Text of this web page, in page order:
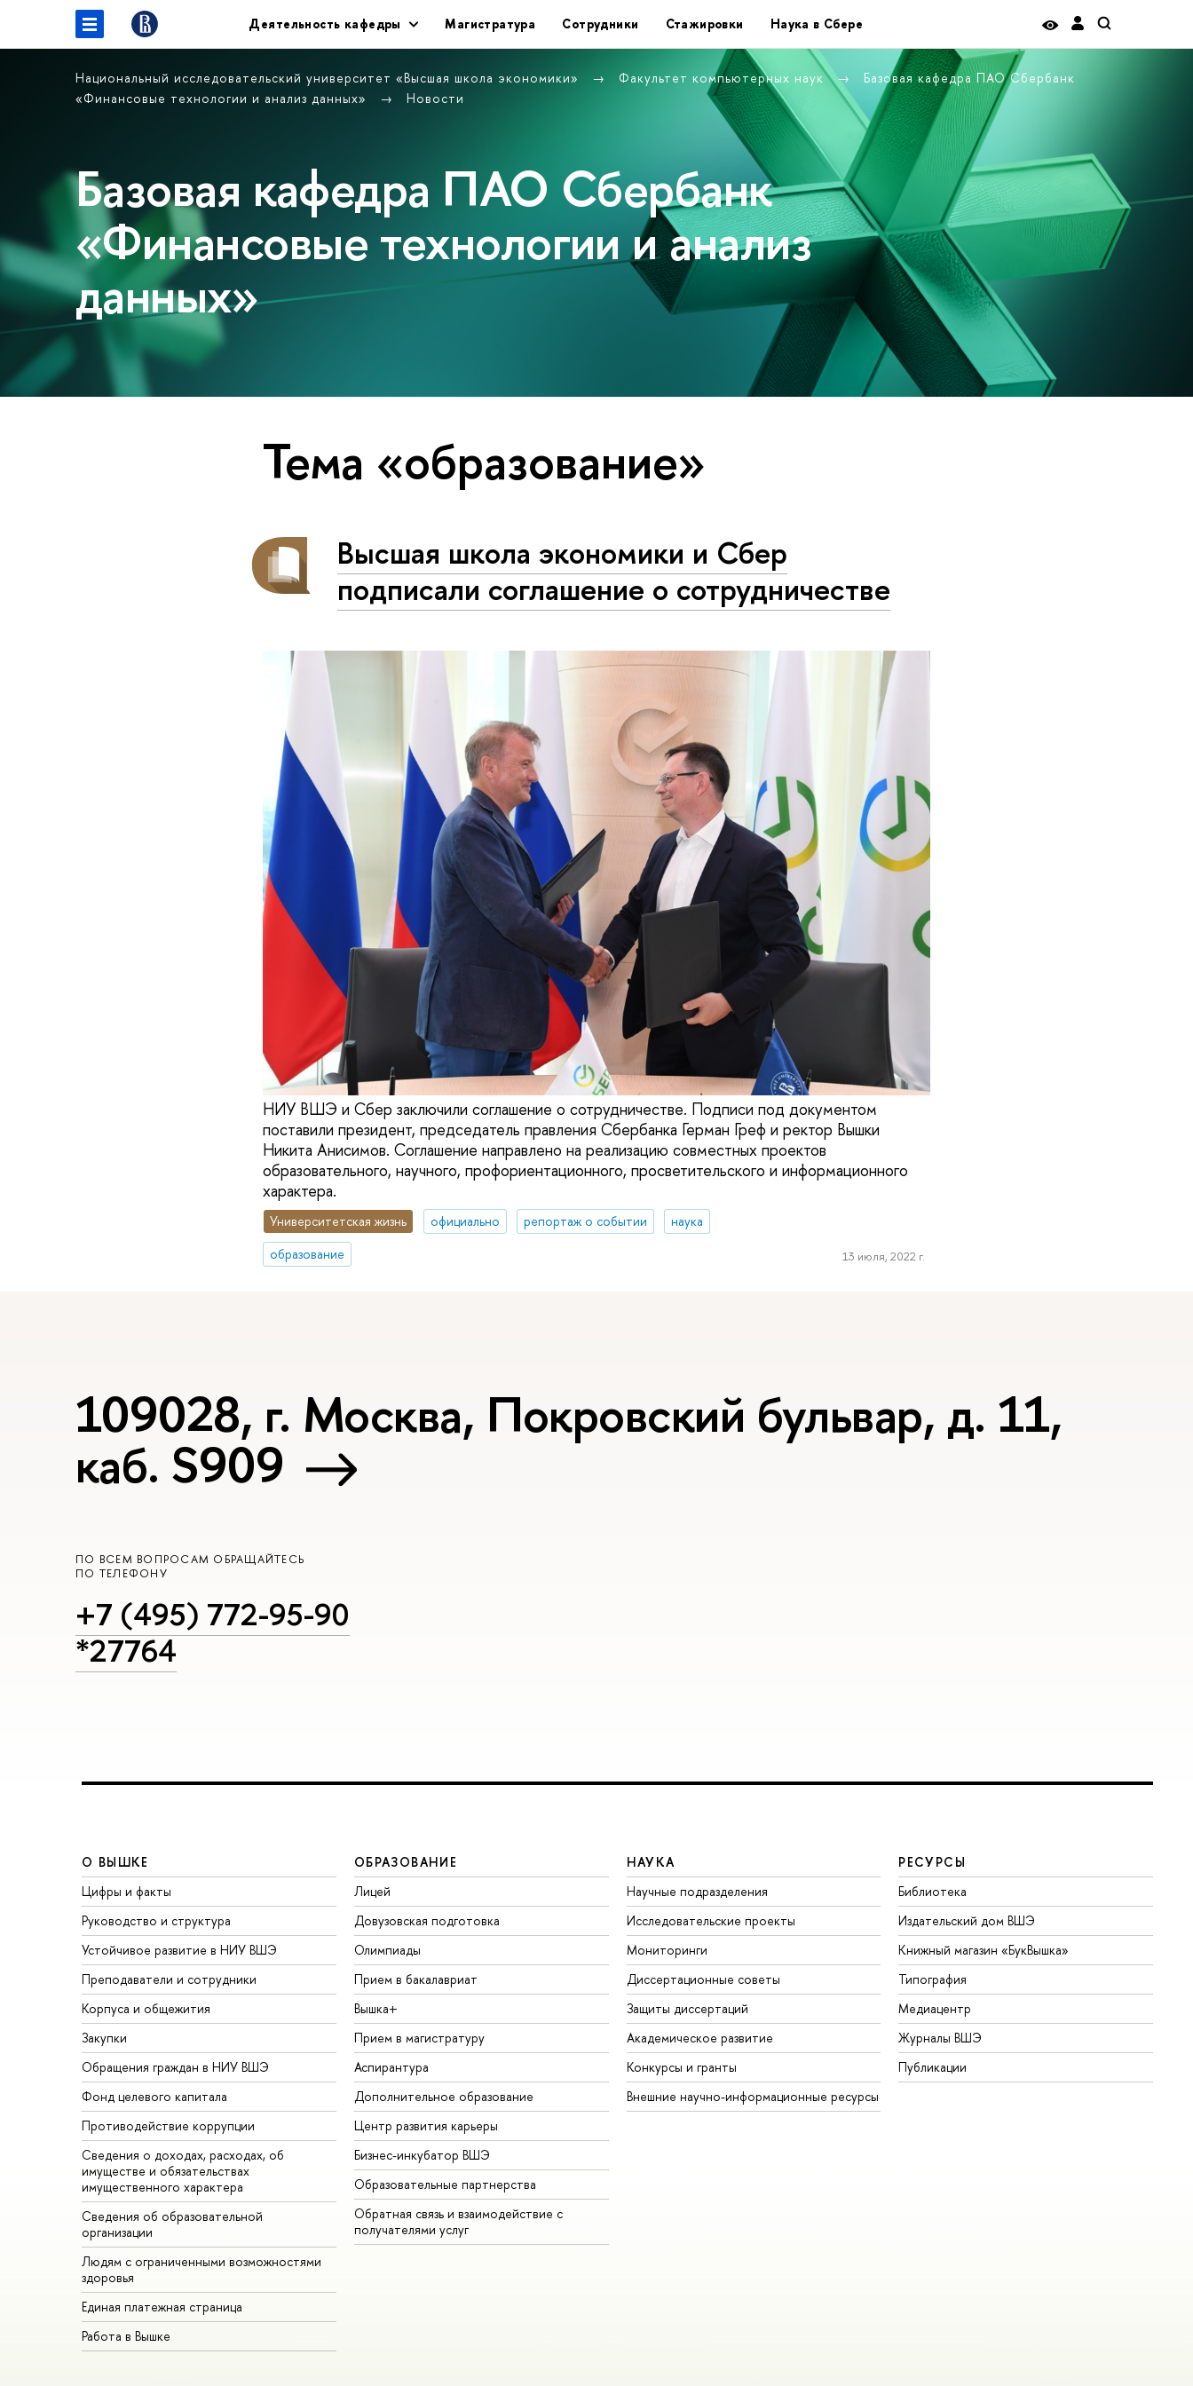
Деятельность кафедры Магистратура Сотрудники Стажировки Наука в Сбере
Национальный исследовательский университет «Высшая школа экономики» Факультет компьютерных наук
Базовая кафедра ПАО Сбербанк
«Финансовые технологии и анализ данных»
Новости
Базовая кафедра ПАО Сбербанк
«Финансовые технологии и анализ
данных»
Тема «образование»
Высшая школа экономики и Сбер
подписали соглашение о сотрудничестве
НИУ ВШЭ и Сбер заключили соглашение о сотрудничестве. Подписи под документом
поставили президент, председатель правления Сбербанка Герман Греф и ректор Вышки
Никита Анисимов. Соглашение направлено на реализацию совместных проектов
образовательного, научного, профориентационного, просветительского и информационного
характера.
Университетская жизнь официально репортаж о событии
наука
образование
13 июля, 2022 г.
109028, г. Москва, Покровский бульвар, д. 11,
каб. S909
ПО ВСЕМ ВОПРОСАМ ОБРАЩАЙТЕСЬ
ПО ТЕЛЕФОНУ
+7 (495) 772-95-90
*27764
О ВЫШКЕ
Цифры и факты
Руководство и структура
Устойчивое развитие в НИУ ВШЭ
Преподаватели и сотрудники
Корпуса и общежития
Закупки
Обращения граждан в НИУ ВШЭ
Фонд целевого капитала
Противодействие коррупции
Сведения о доходах, расходах, об
имуществе и обязательствах
имущественного характера
Сведения об образовательной
организации
Людям с ограниченными возможностями
здоровья
Единая платежная страница
Работа в Вышке
ОБРАЗОВАНИЕ
Лицей
Довузовская подготовка
Олимпиады
Прием в бакалавриат
Вышка+
Прием в магистратуру
Аспирантура
Дополнительное образование
Центр развития карьеры
Бизнес-инкубатор ВШЭ
Образовательные партнерства
Обратная связь и взаимодействие с
получателями услуг
НАУКА
Научные подразделения
Исследовательские проекты
Мониторинги
Диссертационные советы
Защиты диссертаций
Академическое развитие
Конкурсы и гранты
Внешние научно-информационные ресурсы
РЕСУРСЫ
Библиотека
Издательский дом ВШЭ
Книжный магазин «БукВышка»
Типография
Медиацентр
Журналы ВШЭ
Публикации